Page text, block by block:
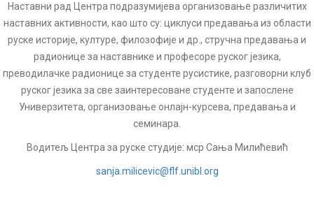
Наставни рад Центра подразумијева организовање различитих
наставних активности, као што су: циклуси предавања из области
руске историје, културе, филозофије и др., стручна предавања и
радионице за наставнике и професоре руског језика,
преводилачке радионице за студенте русистике, разговорни клуб
руског језика за све заинтересоване студенте и запослене
Универзитета, организовање онлајн-курсева, предавања и
семинара.
Водитељ Центра за руске студије: мср Сања Милићевић
sanja.milicevic@flf.unibl.org